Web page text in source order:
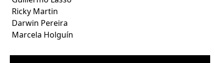
Ricky Martin
Darwin Pereira
Marcela Holguín